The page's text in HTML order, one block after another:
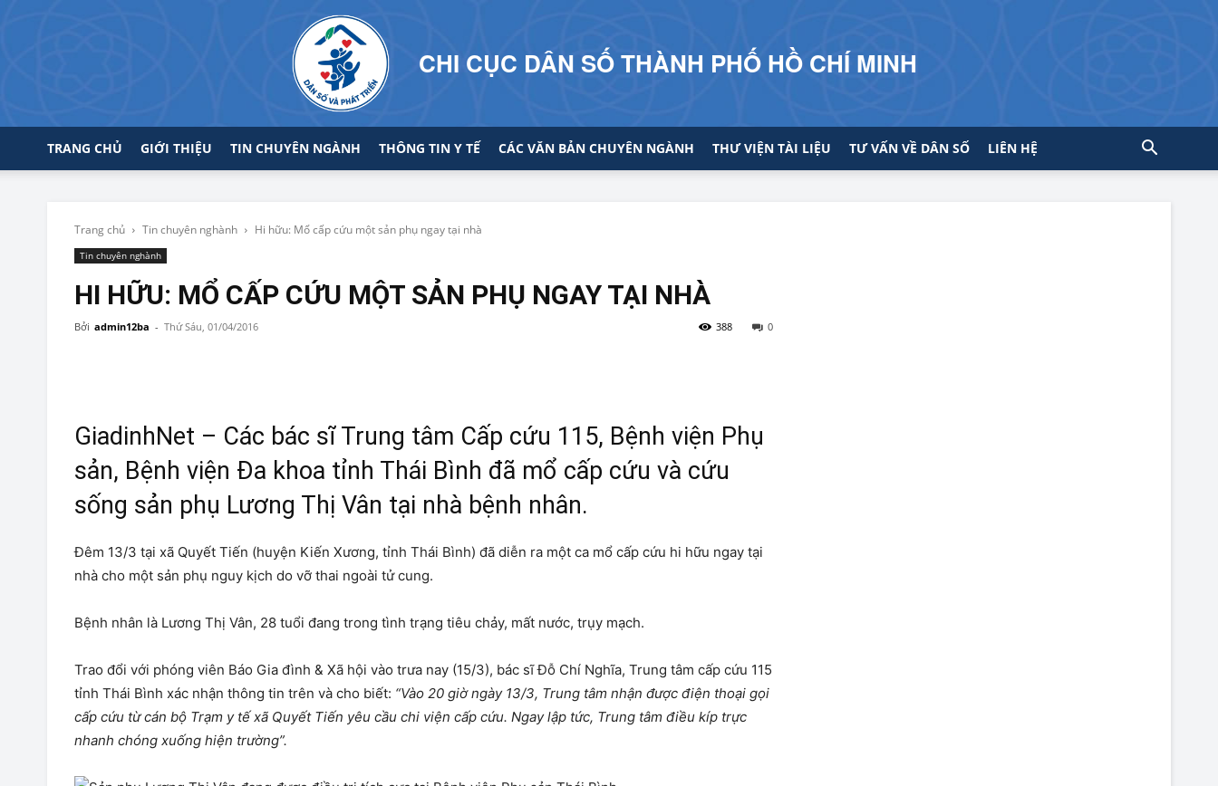
CHI CỤC DÂN SỐ THÀNH PHỐ HỒ CHÍ MINH
TRANG CHỦ GIỚI THIỆU TIN CHUYÊN NGÀNH THÔNG TIN Y TẾ CÁC VĂN BẢN CHUYÊN NGÀNH THƯ VIỆN TÀI LIỆU TƯ VẤN VỀ DÂN SỐ LIÊN HỆ
Trang chủ Tin chuyên nghành Hi hữu: Mổ cấp cứu một sản phụ ngay tại nhà
Tin chuyên nghành
HI HỮU: MỔ CẤP CỨU MỘT SẢN PHỤ NGAY TẠI NHÀ
Bởi admin12ba - Thứ Sáu, 01/04/2016 0
388
GiadinhNet – Các bác sĩ Trung tâm Cấp cứu 115, Bệnh viện Phụ
sản, Bệnh viện Đa khoa tỉnh Thái Bình đã mổ cấp cứu và cứu
sống sản phụ Lương Thị Vân tại nhà bệnh nhân.
Ðêm 13/3 tại xã Quyết Tiến (huyện Kiến Xương, tỉnh Thái Bình) đã diễn ra một ca mổ cấp cứu hi hữu ngay tại
nhà cho một sản phụ nguy kịch do vỡ thai ngoài tử cung.
Bệnh nhân là Lương Thị Vân, 28 tuổi đang trong tình trạng tiêu chảy, mất nước, trụy mạch.
Trao đổi với phóng viên Báo Gia đình & Xã hội vào trưa nay (15/3), bác sĩ Đỗ Chí Nghĩa, Trung tâm cấp cứu 115
tỉnh Thái Bình xác nhận thông tin trên và cho biết: “Vào 20 giờ ngày 13/3, Trung tâm nhận được điện thoại gọi
cấp cứu từ cán bộ Trạm y tế xã Quyết Tiến yêu cầu chi viện cấp cứu. Ngay lập tức, Trung tâm điều kíp trực
nhanh chóng xuống hiện trường”.